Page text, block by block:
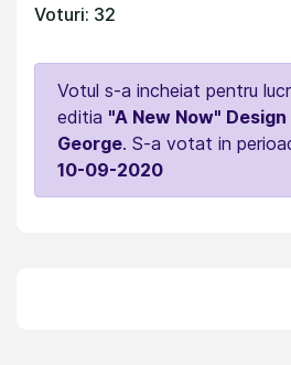
Voturi: 32
Votul s-a incheiat pentru
editia "A New Now"
George. S-a votat in
10-09-2020